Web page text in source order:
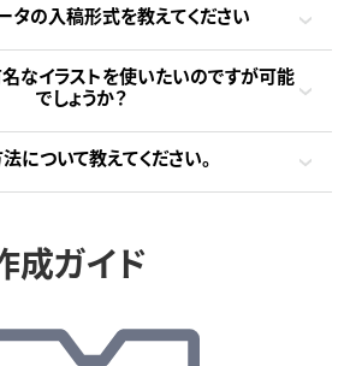
タの入稿形式を教えてください
なイラストを使いたいのですが可能
でしょうか？
について教えてください。
成ガイド